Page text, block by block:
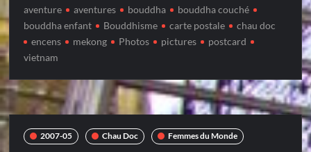
aventure
aventures bouddha
bouddha couché
bouddha enfant
Bouddhisme carte postale
chau doc
encens
mekong Photos pictures
postcard
vietnam
2007-05 Chau Doc Femmes du Monde